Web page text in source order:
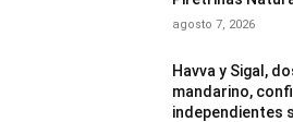
agosto 7, 2026
Havva y Sigal,
mandarino,
independientes